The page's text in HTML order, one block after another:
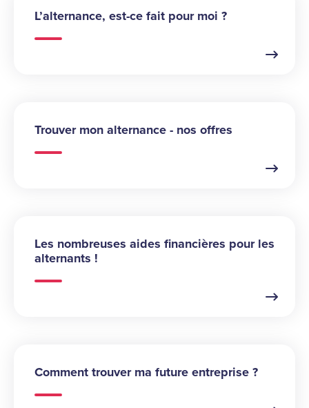
L’alternance, est-ce fait pour moi ?
Trouver mon alternance - nos offres
Les nombreuses aides financières pour les
alternants !
Comment trouver ma future entreprise ?